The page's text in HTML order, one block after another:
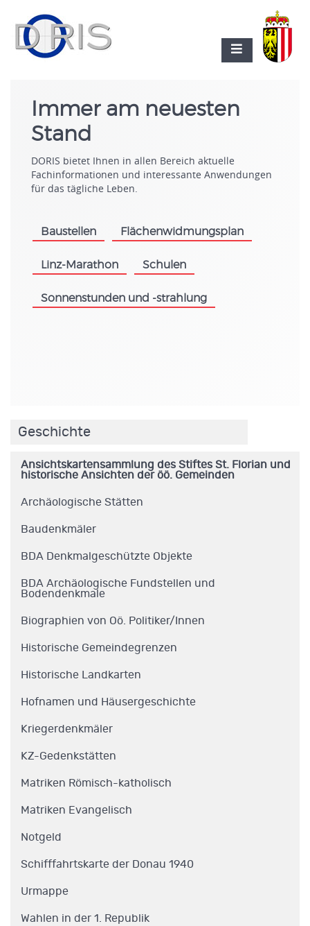
Immer am neuesten
Stand
DORIS bietet Ihnen in allen Bereich aktuelle
Fachinformationen und interessante Anwendungen
für das tägliche Leben.
Baustellen Flächenwidmungsplan
Linz-Marathon Schulen
Sonnenstunden und -strahlung
Geschichte
Ansichtskartensammlung des Stiftes St. Florian und
historische Ansichten der öö. Gemeinden
Archäologische Stätten
Baudenkmäler
BDA Denkmalgeschützte Objekte
BDA Archäologische Fundstellen und
Bodendenkmale
Biographien von Oö. Politiker/Innen
Historische Gemeindegrenzen
Historische Landkarten
Hofnamen und Häusergeschichte
Kriegerdenkmäler
KZ-Gedenkstätten
Matriken Römisch-katholisch
Matriken Evangelisch
Notgeld
Schifffahrtskarte der Donau 1940
Urmappe
Wahlen in der 1. Republik